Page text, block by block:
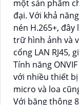
một sản phẩm
đại. Với khả
nén H.265+,
trữ hình ảnh và
cổng LAN RJ45,
Tính năng
với nhiều thiết
micro và loa
Với băng thông